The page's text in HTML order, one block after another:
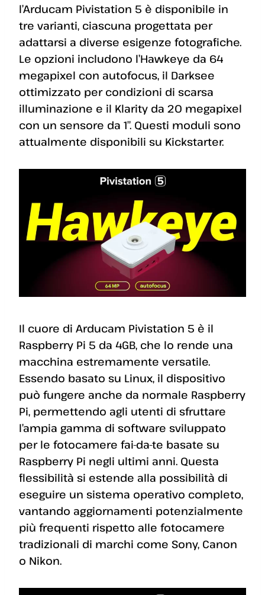
l’Arducam Pivistation 5 è disponibile in
tre varianti, ciascuna progettata per
adattarsi a diverse esigenze fotografiche.
Le opzioni includono l’Hawkeye da 64
megapixel con autofocus, il Darksee
ottimizzato per condizioni di scarsa
illuminazione e il Klarity da 20 megapixel
con un sensore da 1″. Questi moduli sono
attualmente disponibili su Kickstarter.
Il cuore di Arducam Pivistation 5 è il
Raspberry Pi 5 da 4GB, che lo rende una
macchina estremamente versatile.
Essendo basato su Linux, il dispositivo
può fungere anche da normale Raspberry
Pi, permettendo agli utenti di sfruttare
l’ampia gamma di software sviluppato
per le fotocamere fai-da-te basate su
Raspberry Pi negli ultimi anni. Questa
flessibilità si estende alla possibilità di
eseguire un sistema operativo completo,
vantando aggiornamenti potenzialmente
più frequenti rispetto alle fotocamere
tradizionali di marchi come Sony, Canon
o Nikon.